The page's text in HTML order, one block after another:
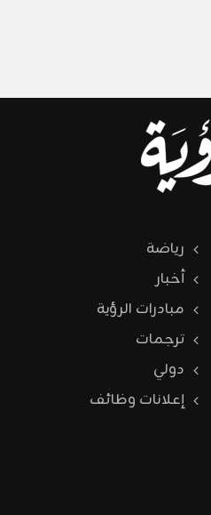
رياضة
أخبار
مبادرات الرؤية
ترجمات
دولي
إعلانات وظائف